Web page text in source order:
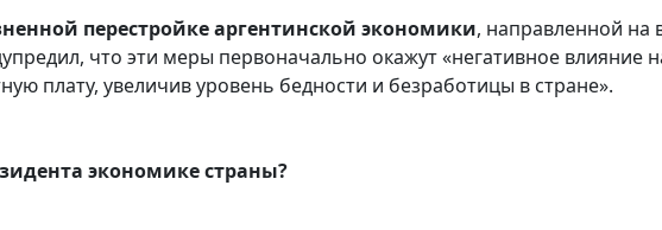
перестройке аргентинской экономики, направленной на
что эти меры первоначально окажут «негативное влияние
плату, увеличив уровень бедности и безработицы в стране».
экономике страны?